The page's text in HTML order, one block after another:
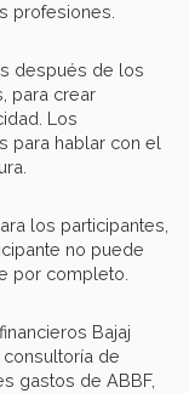
profesiones.
después de los
para crear
Los
para hablar con el
los participantes,
no puede
por completo.
Bajaj
consultoría de
gastos de ABBF,